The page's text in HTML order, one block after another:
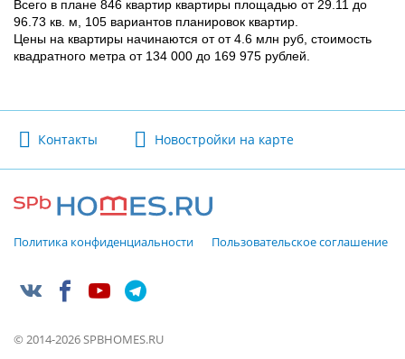
Всего в плане 846 квартир квартиры площадью от 29.11 до
96.73 кв. м, 105 вариантов планировок квартир.
Цены на квартиры начинаются от от 4.6 млн руб, стоимость
квадратного метра от 134 000 до 169 975 рублей.
Контакты Новостройки на карте
Политика конфиденциальности Пользовательское соглашение
© 2014-2026 SPBHOMES.RU